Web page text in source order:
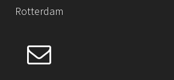
Rotterdam